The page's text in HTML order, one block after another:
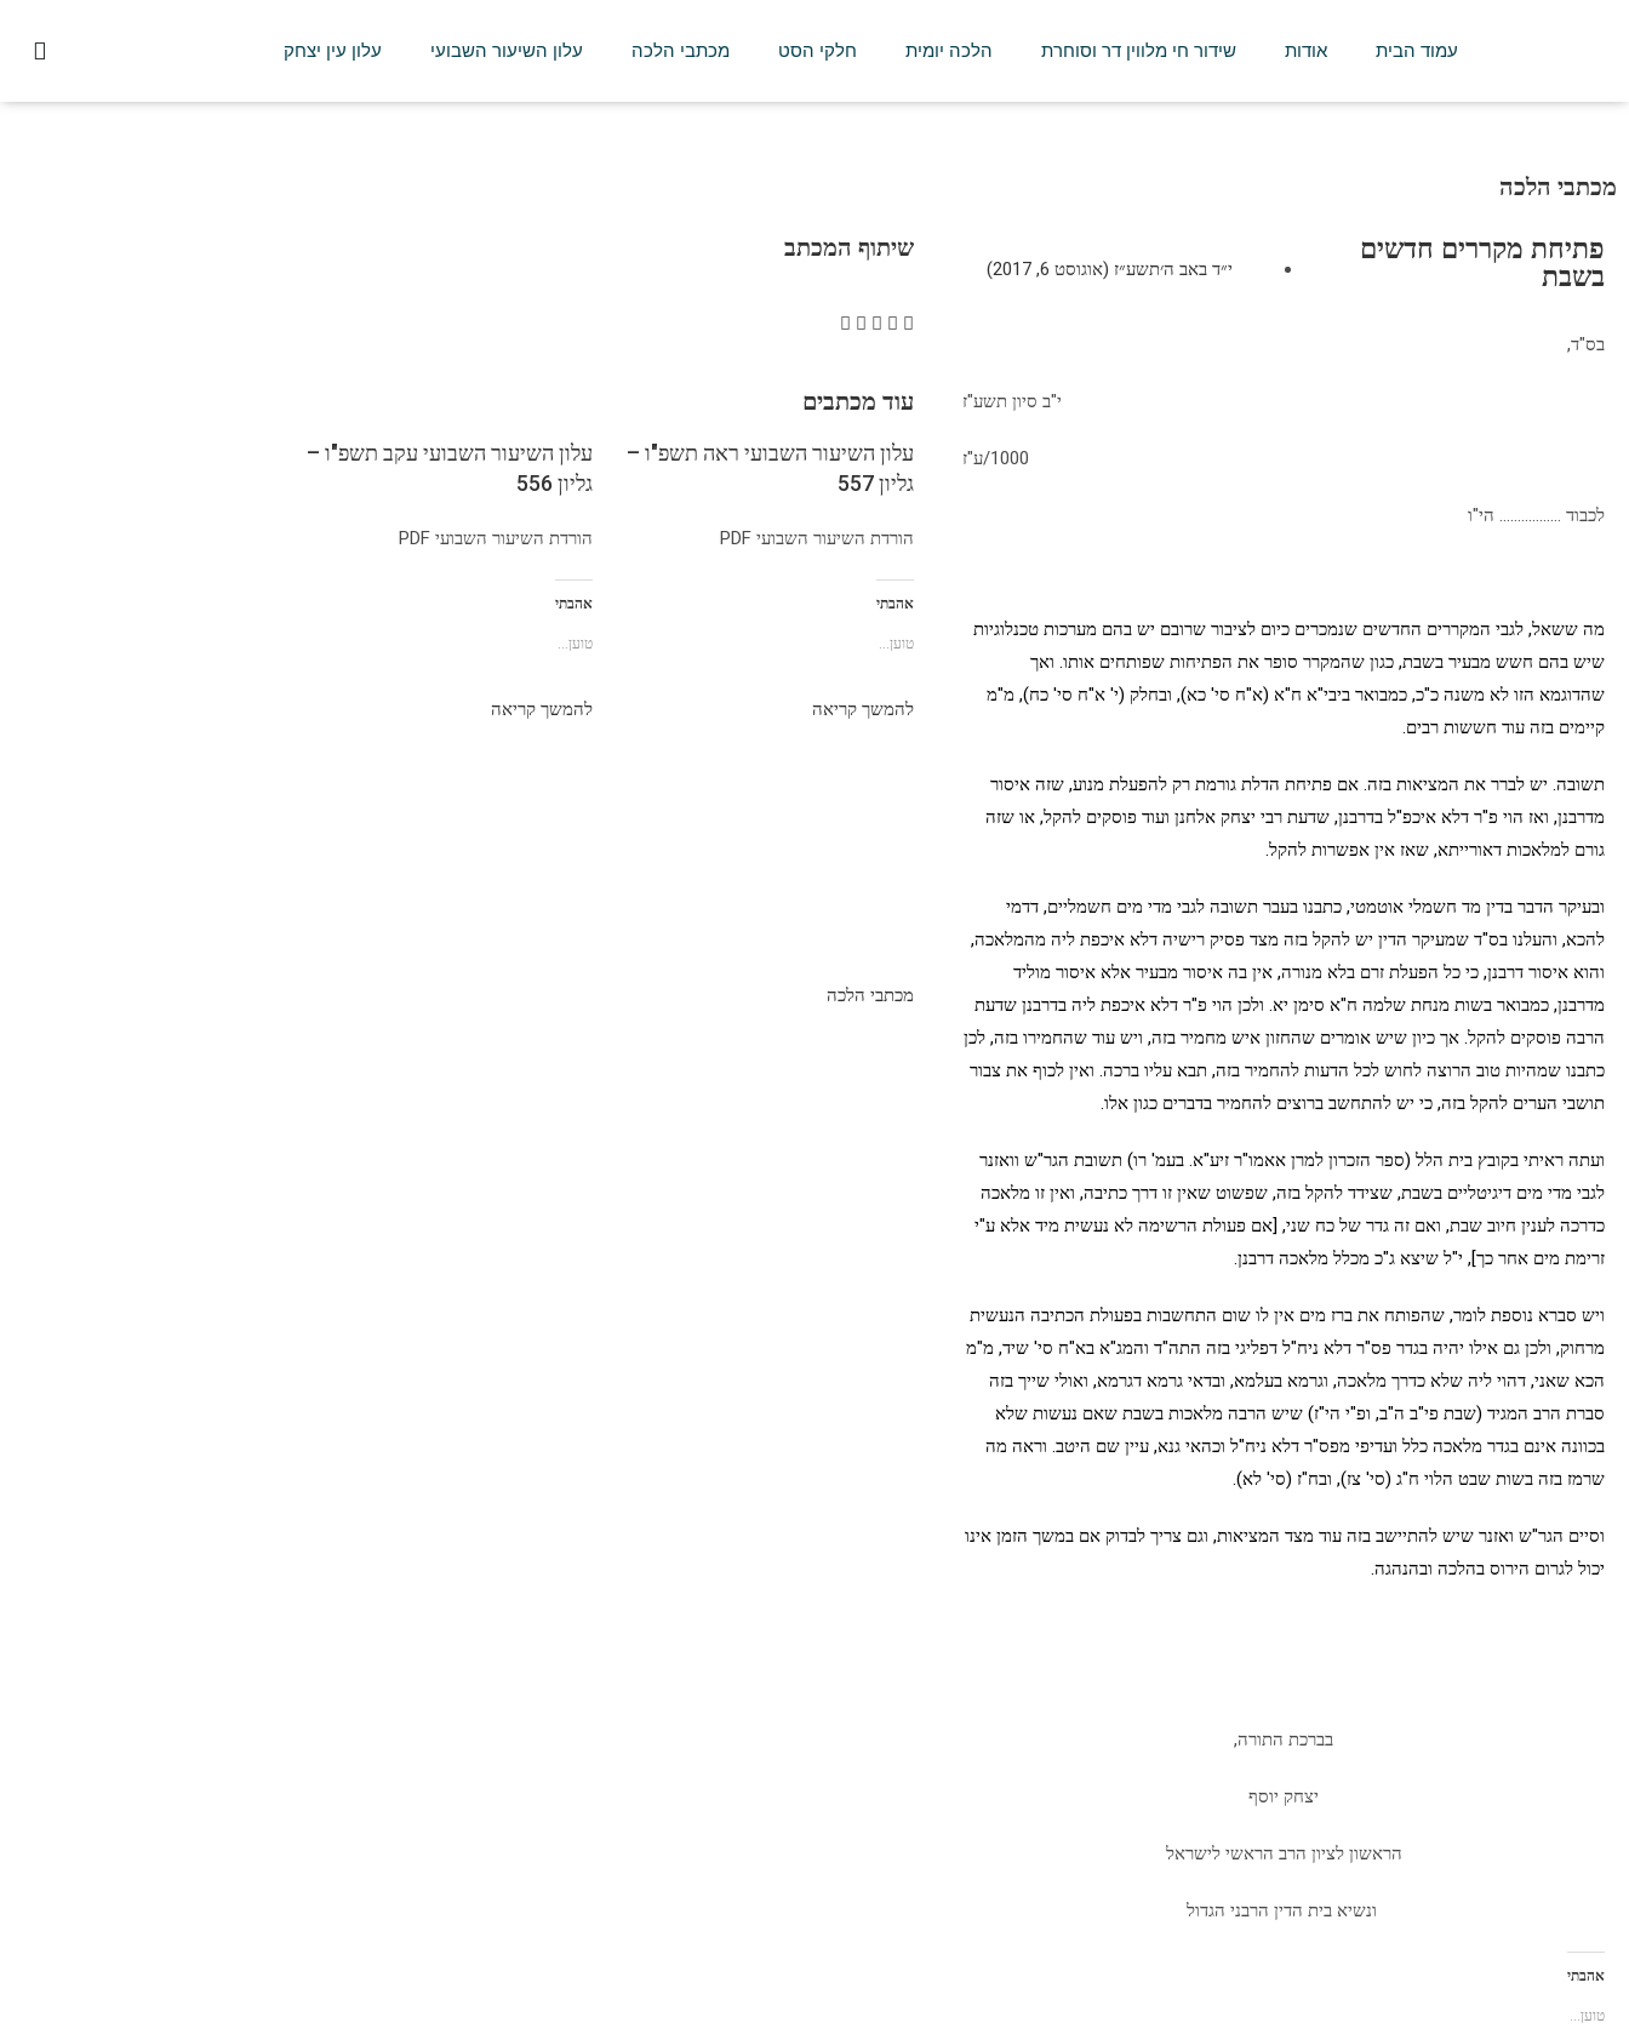
עמוד הבית אודות שידור חי מלווין דר וסוחרת הלכה יומית חלקי הסט מכתבי הלכה עלון השיעור השבועי עלון עין יצחק
מכתבי הלכה
פתיחת מקררים חדשים
בשבת
י״ד באב ה׳תשע״ז (אוגוסט 6, 2017)
בס"ד,
י"ב סיון‏ תשע"ז
1000/ע"ז
לכבוד …………….. הי"ו
מה ששאל, לגבי המקררים החדשים שנמכרים כיום לציבור שרובם יש בהם מערכות טכנלוגיות
שיש בהם חשש מבעיר בשבת, כגון שהמקרר סופר את הפתיחות שפותחים אותו. ואך
שהדוגמא הזו לא משנה כ"כ, כמבואר ביבי"א ח"א (א"ח סי' כא), ובחלק (י' א"ח סי' כח), מ"מ
קיימים בזה עוד חששות רבים.
תשובה. יש לברר את המציאות בזה. אם פתיחת הדלת גורמת רק להפעלת מנוע, שזה איסור
מדרבנן, ואז הוי פ"ר דלא איכפ"ל בדרבנן, שדעת רבי יצחק אלחנן ועוד פוסקים להקל, או שזה
גורם למלאכות דאורייתא, שאז אין אפשרות להקל.
ובעיקר הדבר בדין מד חשמלי אוטמטי, כתבנו בעבר תשובה לגבי מדי מים חשמליים, דדמי
להכא, והעלנו בס"ד שמעיקר הדין יש להקל בזה מצד פסיק רישיה דלא איכפת ליה מהמלאכה,
והוא איסור דרבנן, כי כל הפעלת זרם בלא מנורה, אין בה איסור מבעיר אלא איסור מוליד
מדרבנן, כמבואר בשות מנחת שלמה ח"א סימן יא. ולכן הוי פ"ר דלא איכפת ליה בדרבנן שדעת
הרבה פוסקים להקל. אך כיון שיש אומרים שהחזון איש מחמיר בזה, ויש עוד שהחמירו בזה, לכן
כתבנו שמהיות טוב הרוצה לחוש לכל הדעות להחמיר בזה, תבא עליו ברכה. ואין לכוף את צבור
תושבי הערים להקל בזה, כי יש להתחשב ברוצים להחמיר בדברים כגון אלו.
ועתה ראיתי בקובץ בית הלל (ספר הזכרון למרן אאמו"ר זיע"א. בעמ' רו) תשובת הגר"ש וואזנר
לגבי מדי מים דיגיטליים בשבת, שצידד להקל בזה, שפשוט שאין זו דרך כתיבה, ואין זו מלאכה
כדרכה לענין חיוב שבת, ואם זה גדר של כח שני, [אם פעולת הרשימה לא נעשית מיד אלא ע"י
זרימת מים אחר כך], י"ל שיצא ג"כ מכלל מלאכה דרבנן.
ויש סברא נוספת לומר, שהפותח את ברז מים אין לו שום התחשבות בפעולת הכתיבה הנעשית
מרחוק, ולכן גם אילו יהיה בגדר פס"ר דלא ניח"ל דפליגי בזה התה"ד והמג"א בא"ח סי' שיד, מ"מ
הכא שאני, דהוי ליה שלא כדרך מלאכה, וגרמא בעלמא, ובדאי גרמא דגרמא, ואולי שייך בזה
סברת הרב המגיד (שבת פי"ב ה"ב, ופ"י הי"ז) שיש הרבה מלאכות בשבת שאם נעשות שלא
בכוונה אינם בגדר מלאכה כלל ועדיפי מפס"ר דלא ניח"ל וכהאי גנא, עיין שם היטב. וראה מה
שרמז בזה בשות שבט הלוי ח"ג (סי' צז), ובח"ז (סי' לא).
וסיים הגר"ש ואזנר שיש להתיישב בזה עוד מצד המציאות, וגם צריך לבדוק אם במשך הזמן אינו
יכול לגרום הירוס בהלכה ובהנהגה.
בברכת התורה,
יצחק יוסף
הראשון לציון הרב הראשי לישראל
ונשיא בית הדין הרבני הגדול
אהבתי
טוען...
שיתוף המכתב
עוד מכתבים
עלון השיעור השבועי ראה תשפ"ו –
גליון 557
הורדת השיעור השבועי PDF
אהבתי
טוען...
להמשך קריאה
עלון השיעור השבועי עקב תשפ"ו –
גליון 556
הורדת השיעור השבועי PDF
אהבתי
טוען...
להמשך קריאה
מכתבי הלכה